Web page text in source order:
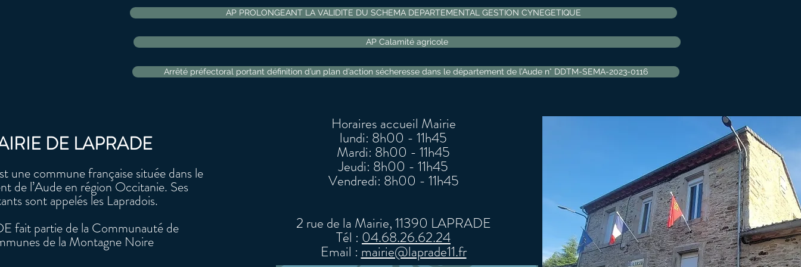
AP PROLONGEANT LA VALIDITE DU SCHEMA DEPARTEMENTAL GESTION CYNEGETIQUE
AP Calamité agricole
Arrêté préfectoral portant définition d’un plan d’action sécheresse dans le département de l’Aude n° DDTM-SEMA-2023-0116
DE LAPRADE
une commune française située dans le
de l’Aude en région Occitanie. Ses
sont appelés les Lapradois.
fait partie de la Communauté de
de la Montagne Noire
Horaires accueil Mairie
lundi: 8h00 - 11h45
Mardi: 8h00 - 11h45
Jeudi: 8h00 - 11h45
Vendredi: 8h00 - 11h45
2 rue de la Mairie, 11390 LAPRADE
Tél : 04.68.26.62.24
Email : mairie@laprade11.fr